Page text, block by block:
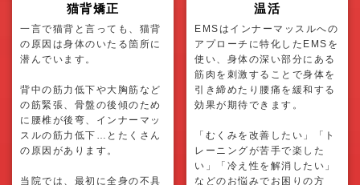
猫背矯正
一言で猫背と言っても、猫背
の原因は身体のいたる箇所に
潜んでいます。
背中の筋力低下や大胸筋など
の筋緊張、骨盤の後傾のため
に腰椎が後弯、インナーマッ
スルの筋力低下…とたくさん
の原因があります。
当院では、最初に全身の不具
温活
EMSはインナーマッスルへの
アプローチに特化したEMSを
使い、身体の深い部分にある
筋肉を刺激することで身体を
引き締めたり腰痛を緩和する
効果が期待できます。
「むくみを改善したい」「ト
レーニングが苦手で楽した
い」「冷え性を解消したい」
などのお悩みでお困りの方